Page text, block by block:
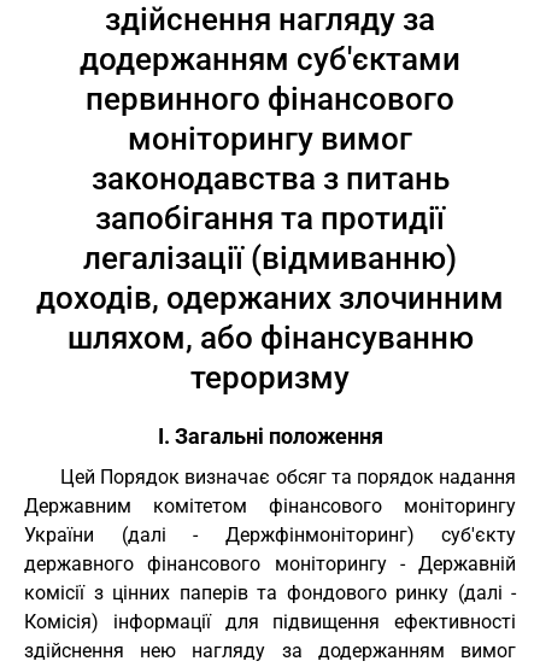
здійснення нагляду за
додержанням суб'єктами
первинного фінансового
моніторингу вимог
законодавства з питань
запобігання та протидії
легалізації (відмиванню)
доходів, одержаних злочинним
шляхом, або фінансуванню
тероризму
I. Загальні положення
Цей Порядок визначає обсяг та порядок надання
Державним комітетом фінансового моніторингу
України (далі - Держфінмоніторинг) суб'єкту
державного фінансового моніторингу - Державній
комісії з цінних паперів та фондового ринку (далі -
Комісія) інформації для підвищення ефективності
здійснення нею нагляду за додержанням вимог